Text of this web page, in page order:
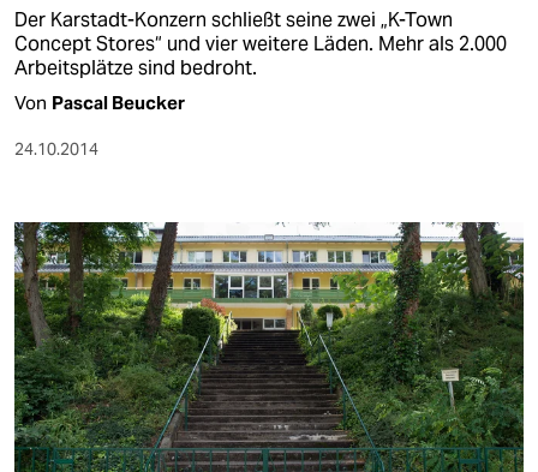
Der Karstadt-Konzern schließt seine zwei „K-Town
Concept Stores“ und vier weitere Läden. Mehr als 2.000
Arbeitsplätze sind bedroht.
Von Pascal Beucker
24.10.2014